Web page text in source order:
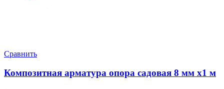
Сравнить
Композитная арматура опора садовая 8 мм х1 м